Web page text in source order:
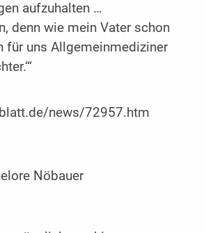
aufzuhalten …
denn wie mein Vater schon
für uns Allgemeinmediziner
news/72957.htm
Nöbauer